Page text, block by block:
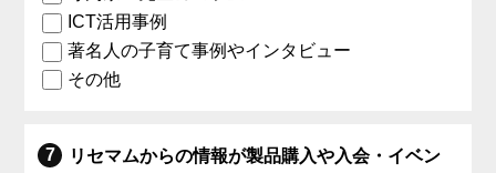
ICT活用事例
著名人の子育て事例やインタビュー
その他
リセマムからの情報が製品購入や入会・イベン